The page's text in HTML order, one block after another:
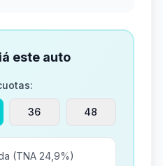
este auto
36 48
(TNA 24,9%)